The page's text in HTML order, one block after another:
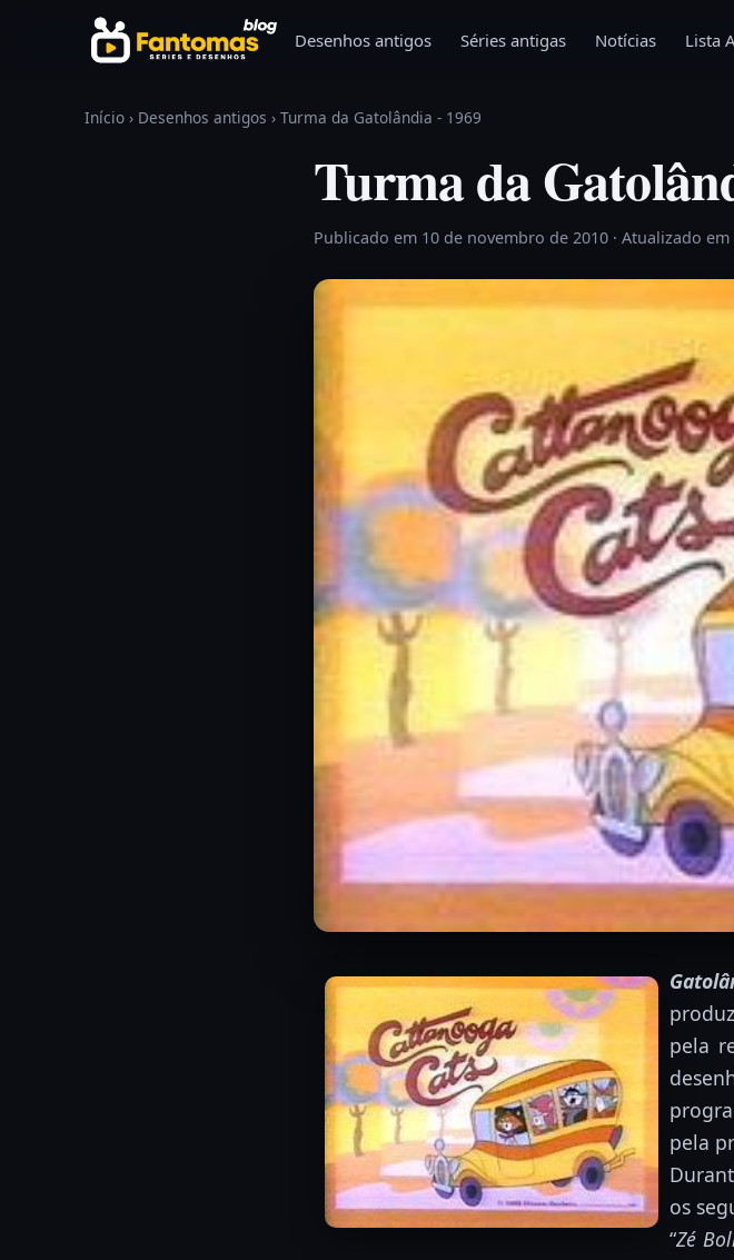
Pular para o conteúdo
Desenhos antigos Séries antigas Notícias Lista
Início › Desenhos antigos › Turma da Gatolândia - 1969
Turma da
Publicado em 10 de novembro de 2010 · Atualizado
pela
pela
os
“Zé